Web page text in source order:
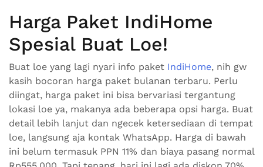
Harga Paket IndiHome
Spesial Buat Loe!
Buat loe yang lagi nyari info paket IndiHome, nih gw
kasih bocoran harga paket bulanan terbaru. Perlu
diingat, harga paket ini bisa bervariasi tergantung
lokasi loe ya, makanya ada beberapa opsi harga. Buat
detail lebih lanjut dan ngecek ketersediaan di tempat
loe, langsung aja kontak WhatsApp. Harga di bawah
ini belum termasuk PPN 11% dan biaya pasang normal